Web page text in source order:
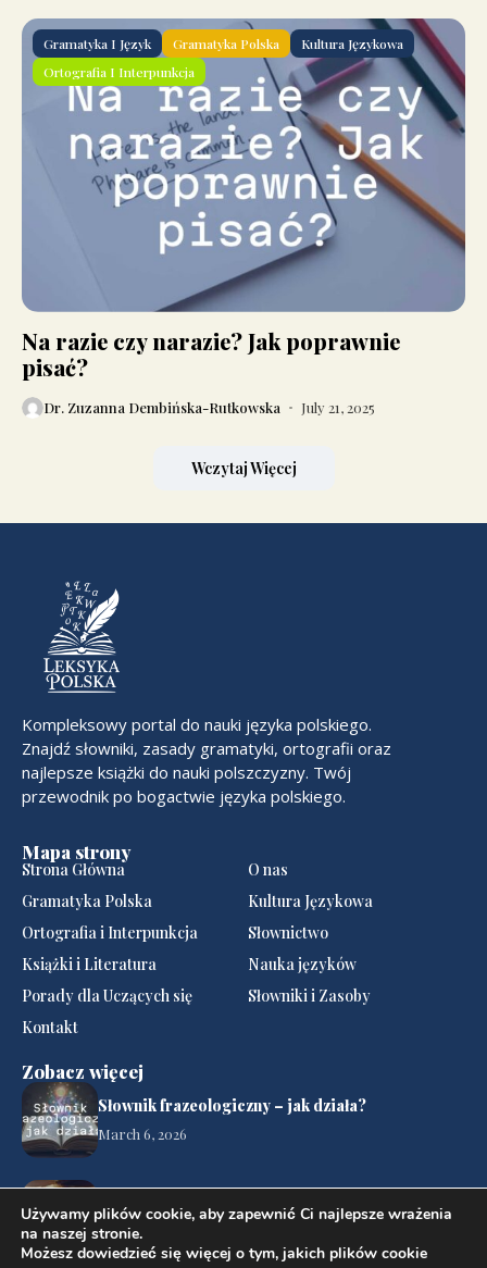
Gramatyka I Język Gramatyka Polska
Kultura Językowa
Ortografia I Interpunkcja
Na razie czy narazie? Jak poprawnie
pisać?
Dr. Zuzanna Dembińska-Rutkowska July 21, 2025
Wczytaj Więcej
Kompleksowy portal do nauki języka polskiego.
Znajdź słowniki, zasady gramatyki, ortografii oraz
najlepsze książki do nauki polszczyzny. Twój
przewodnik po bogactwie języka polskiego.
Mapa strony
Strona Główna
O nas
Gramatyka Polska
Kultura Językowa
Ortografia i Interpunkcja
Słownictwo
Książki i Literatura
Nauka języków
Porady dla Uczących się
Słowniki i Zasoby
Kontakt
Zobacz więcej
Słownik frazeologiczny – jak działa?
March 6, 2026
Pisownia „ó” i „u”
March 4, 2026
Używamy plików cookie, aby zapewnić Ci najlepsze wrażenia
na naszej stronie.
Możesz dowiedzieć się więcej o tym, jakich plików cookie